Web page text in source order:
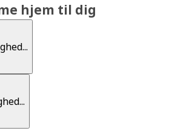
hjem til dig